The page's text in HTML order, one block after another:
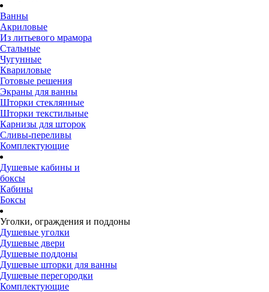
Ванны
Акриловые
Из литьевого мрамора
Стальные
Чугунные
Квариловые
Готовые решения
Экраны для ванны
Шторки стеклянные
Шторки текстильные
Карнизы для шторок
Сливы-переливы
Комплектующие
Душевые кабины и
боксы
Кабины
Боксы
Уголки, ограждения и поддоны
Душевые уголки
Душевые двери
Душевые поддоны
Душевые шторки для ванны
Душевые перегородки
Комплектующие